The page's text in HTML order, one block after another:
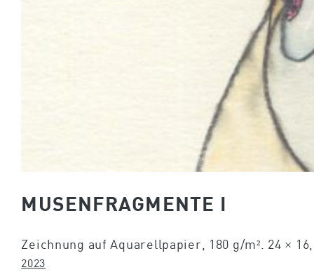
MUSENFRAGMENTE I
Zeichnung auf Aquarellpapier, 180 g/m². 24 ×
2023